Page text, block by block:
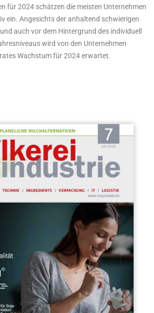
für 2024 schätzen die meisten Unternehmen
ein. Angesichts der anhaltend schwierigen
auch vor dem Hintergrund des individuell
wird von den Unternehmen
Wachstum für 2024 erwartet.